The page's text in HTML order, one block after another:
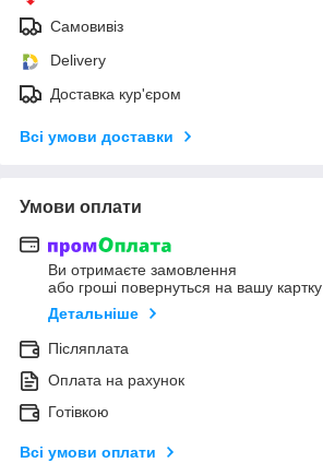
Самовивіз
Delivery
Доставка кур'єром
Всі умови доставки
Умови оплати
Ви отримаєте замовлення
або гроші повернуться на вашу картку
Детальніше
Післяплата
Оплата на рахунок
Готівкою
Всі умови оплати